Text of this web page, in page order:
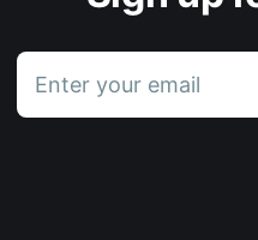
Enter your email